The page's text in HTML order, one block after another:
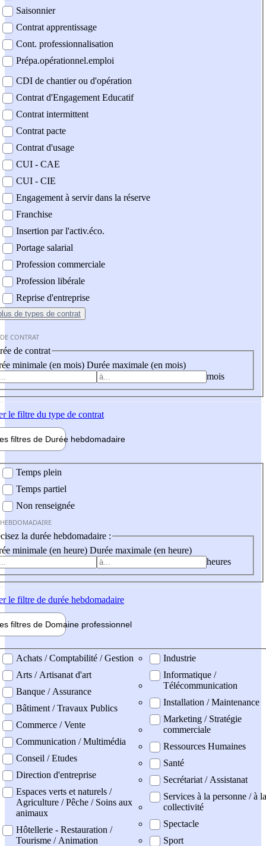
Saisonnier
Contrat apprentissage
Cont. professionnalisation
Prépa.opérationnel.emploi
CDI de chantier ou d'opération
Contrat d'Engagement Educatif
Contrat intermittent
Contrat pacte
Contrat d'usage
CUI - CAE
CUI - CIE
Engagement à servir dans la réserve
Franchise
Insertion par l'activ.éco.
Portage salarial
Profession commerciale
Profession libérale
Reprise d'entreprise
de types de contrat
CONTRAT
de contrat
minimale (en mois) Durée maximale (en mois)
mois
le filtre du type de contrat
filtres de Durée hebdomadaire
Temps plein
Temps partiel
Non renseignée
la durée hebdomadaire :
minimale (en heure) Durée maximale (en heure)
heures
le filtre de durée hebdomadaire
filtres de Domaine professionnel
professionel
Achats / Comptabilité / Gestion
Arts / Artisanat d'art
Banque / Assurance
Bâtiment / Travaux Publics
Commerce / Vente
Communication / Multimédia
Conseil / Etudes
Direction d'entreprise
Espaces verts et naturels /
Agriculture / Pêche / Soins aux
animaux
Hôtellerie - Restauration /
Tourisme / Animation
Industrie
Informatique /
Télécommunication
Installation / Maintenance
Marketing / Stratégie
commerciale
Ressources Humaines
Santé
Secrétariat / Assistanat
Services à la personne / à la
collectivité
Spectacle
Sport